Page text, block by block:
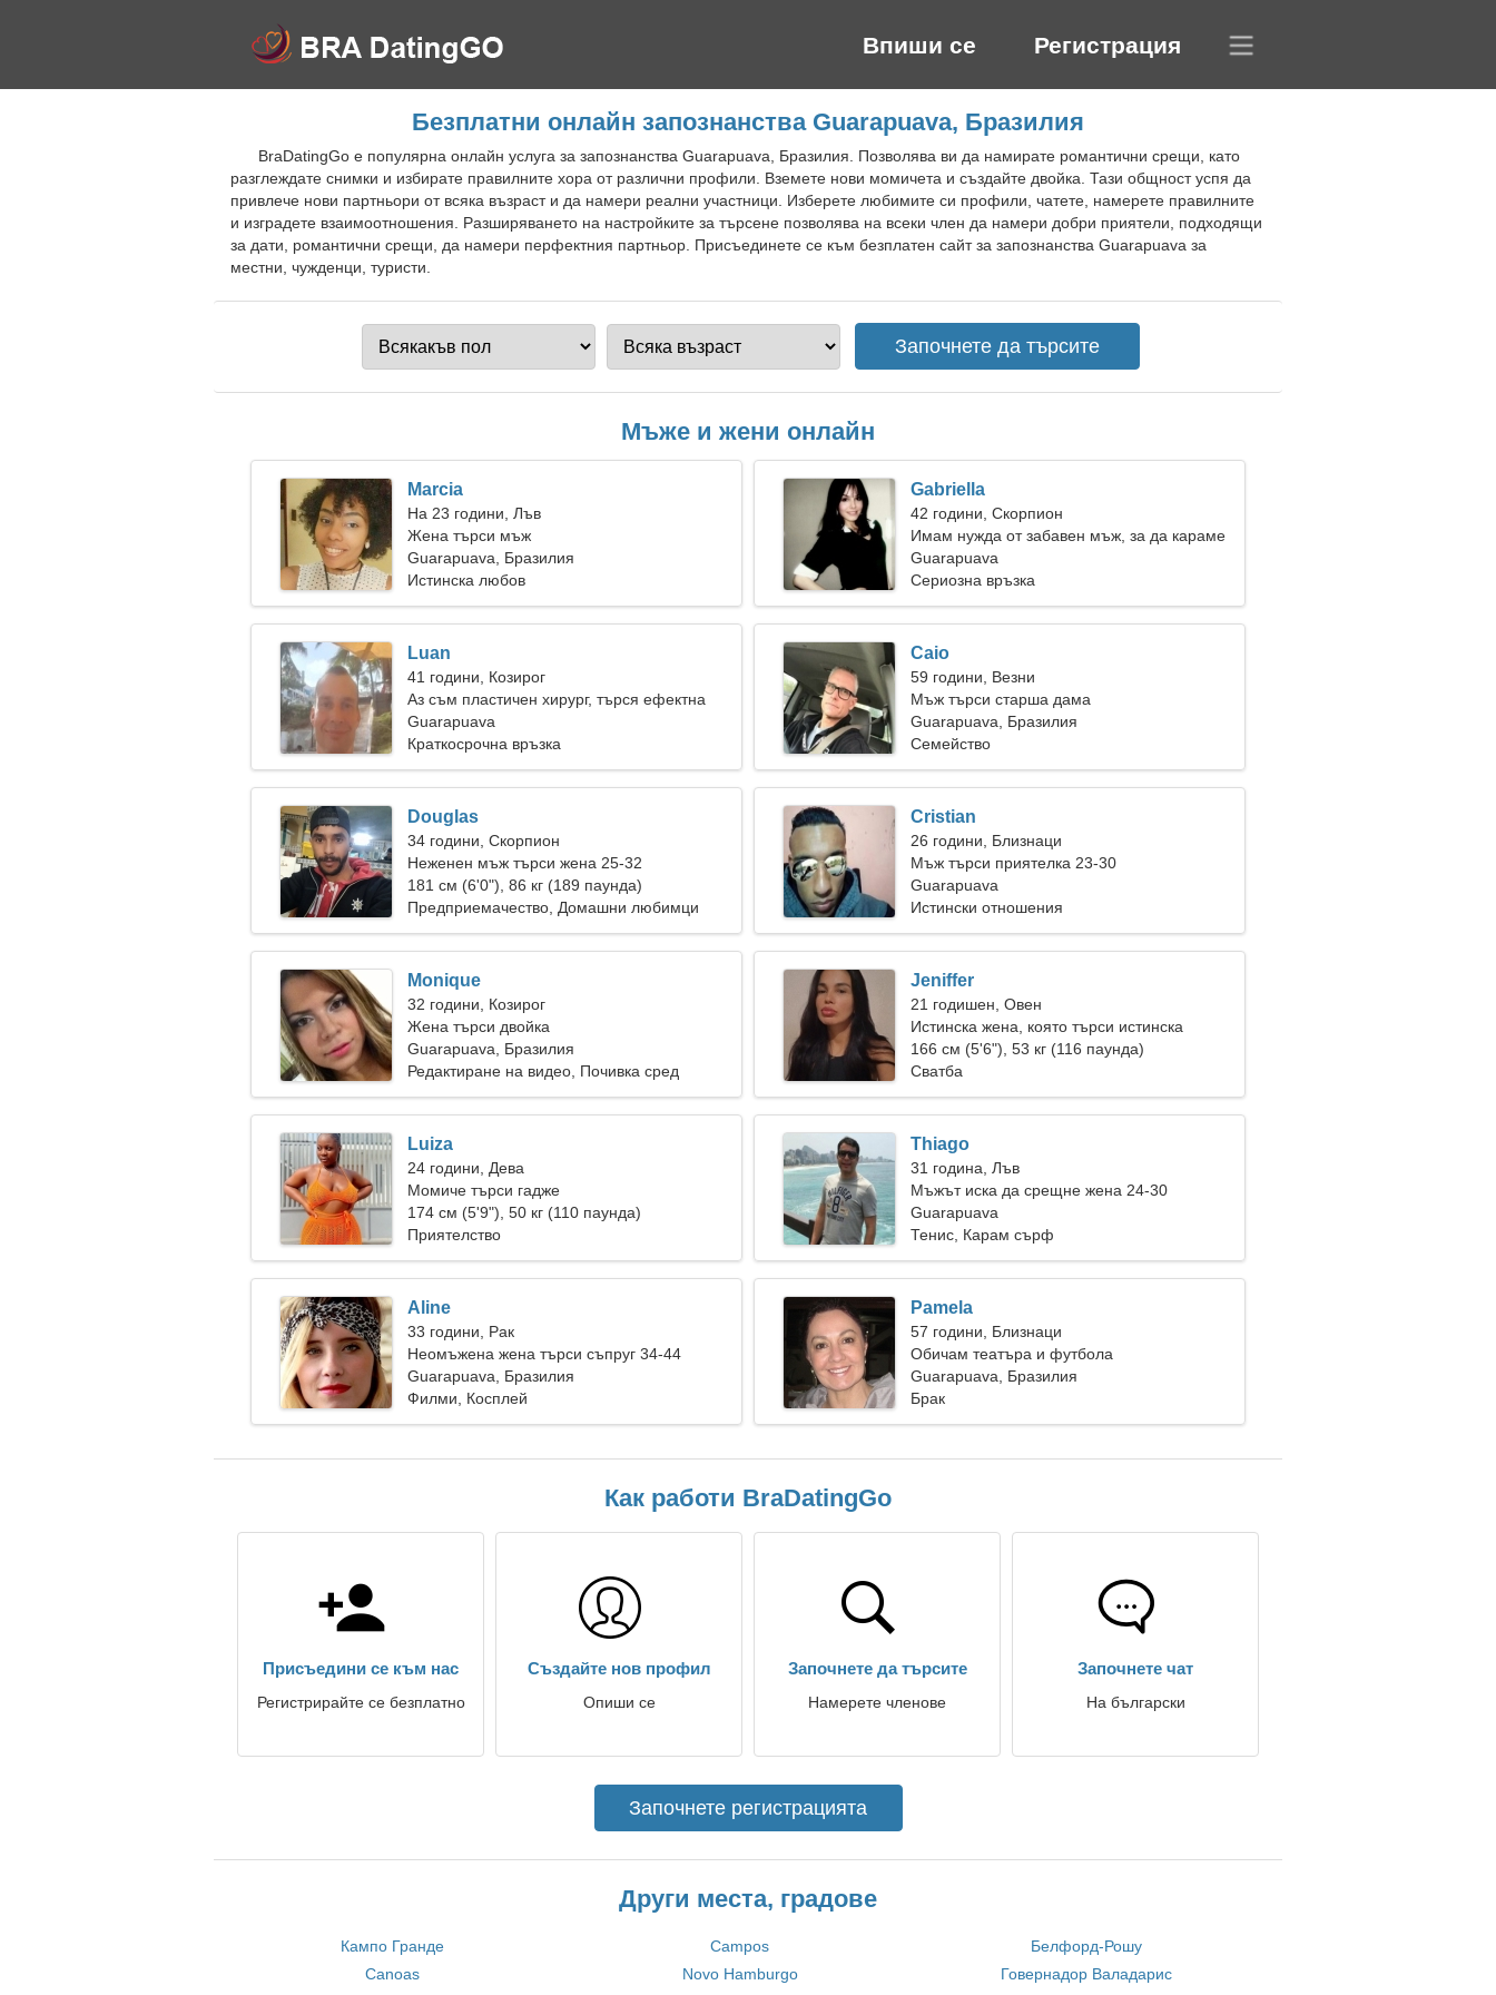
Впиши се Регистрация
Безплатни онлайн запознанства Guarapuava, Бразилия
BraDatingGo е популярна онлайн услуга за запознанства Guarapuava, Бразилия. Позволява ви да намирате романтични срещи, като
разглеждате снимки и избирате правилните хора от различни профили. Вземете нови момичета и създайте двойка. Тази общност успя да
привлече нови партньори от всяка възраст и да намери реални участници. Изберете любимите си профили, чатете, намерете правилните
и изградете взаимоотношения. Разширяването на настройките за търсене позволява на всеки член да намери добри приятели, подходящи
за дати, романтични срещи, да намери перфектния партньор. Присъединете се към безплатен сайт за запознанства Guarapuava за
местни, чужденци, туристи.
Мъже и жени онлайн
Marcia
На 23 години, Лъв
Жена търси мъж
Guarapuava, Бразилия
Истинска любов
Gabriella
42 години, Скорпион
Имам нужда от забавен мъж, за да караме
ски заедно
Guarapuava
Сериозна връзка
Luan
41 години, Козирог
Аз съм пластичен хирург, търся ефектна
жена
Guarapuava
Краткосрочна връзка
Caio
59 години, Везни
Мъж търси старша дама
Guarapuava, Бразилия
Семейство
Douglas
34 години, Скорпион
Неженен мъж търси жена 25-32
181 см (6'0"), 86 кг (189 паунда)
Предприемачество, Домашни любимци
Cristian
26 години, Близнаци
Мъж търси приятелка 23-30
Guarapuava
Истински отношения
Monique
32 години, Козирог
Жена търси двойка
Guarapuava, Бразилия
Редактиране на видео, Почивка сред
природата
Jeniffer
21 годишен, Овен
Истинска жена, която търси истинска
връзка
166 см (5'6"), 53 кг (116 паунда)
Сватба
Luiza
24 години, Дева
Момиче търси гадже
174 см (5'9"), 50 кг (110 паунда)
Приятелство
Thiago
31 година, Лъв
Мъжът иска да срещне жена 24-30
Guarapuava
Тенис, Карам сърф
Aline
33 години, Рак
Неомъжена жена търси съпруг 34-44
Guarapuava, Бразилия
Филми, Косплей
Pamela
57 години, Близнаци
Обичам театъра и футбола
Guarapuava, Бразилия
Брак
Как работи BraDatingGo
Присъедини се към нас
Регистрирайте се безплатно
Създайте нов профил
Опиши се
Започнете да търсите
Намерете членове
Започнете чат
На български
Започнете регистрацията
Други места, градове
Кампо Гранде Campos
Белфорд-Рошу
Canoas
Novo Hamburgo
Говернадор Валадарис